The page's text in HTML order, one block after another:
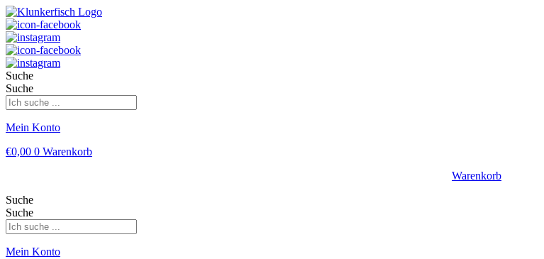
Suche
Suche
Mein Konto
€0,00 0 Warenkorb
Warenkorb
Suche
Suche
Mein Konto